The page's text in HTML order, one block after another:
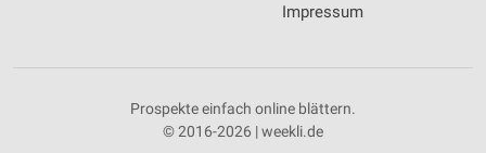
Impressum
Prospekte einfach online blättern.
© 2016-2026 | weekli.de